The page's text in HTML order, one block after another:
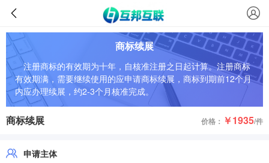
商标续展
注册商标的有效期为十年，自核准注册之日起计算。注册商标
有效期满，需要继续使用的应申请商标续展，商标到期前12个月
内应办理续展，约2-3个月核准完成。
商标续展 价格： ￥1935/件
申请主体